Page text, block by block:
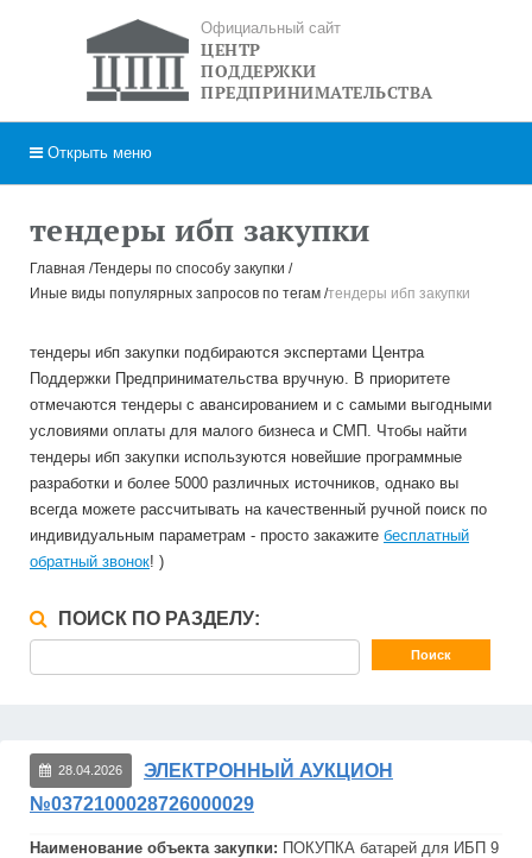
Официальный сайт
ЦЕНТР
ПОДДЕРЖКИ
ПРЕДПРИНИМАТЕЛЬСТВА
Открыть меню
тендеры ибп закупки
Главная Тендеры по способу закупки
Иные виды популярных запросов по тегам тендеры ибп закупки
тендеры ибп закупки подбираются экспертами Центра
Поддержки Предпринимательства вручную. В приоритете
отмечаются тендеры с авансированием и с самыми выгодными
условиями оплаты для малого бизнеса и СМП. Чтобы найти
тендеры ибп закупки используются новейшие программные
разработки и более 5000 различных источников, однако вы
всегда можете рассчитывать на качественный ручной поиск по
индивидуальным параметрам - просто закажите бесплатный
обратный звонок! )
ПОИСК ПО РАЗДЕЛУ:
28.04.2026
ЭЛЕКТРОННЫЙ АУКЦИОН
№0372100028726000029
Наименование объекта закупки: ПОКУПКА батарей для ИБП 9